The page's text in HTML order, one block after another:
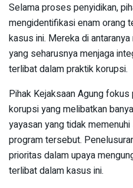
Selama proses penyidikan,
mengidentifikasi enam orang
kasus ini. Mereka di
yang seharusnya menjaga
terlibat dalam praktik korupsi.
Pihak Kejaksaan Agung
korupsi yang melibatkan
yayasan yang tidak
program tersebut.
prioritas dalam upaya
terlibat dalam kasus ini.